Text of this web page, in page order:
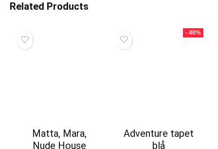
Related Products
Matta, Mara,
Nude House
- 40%
Adventure tapet
blå